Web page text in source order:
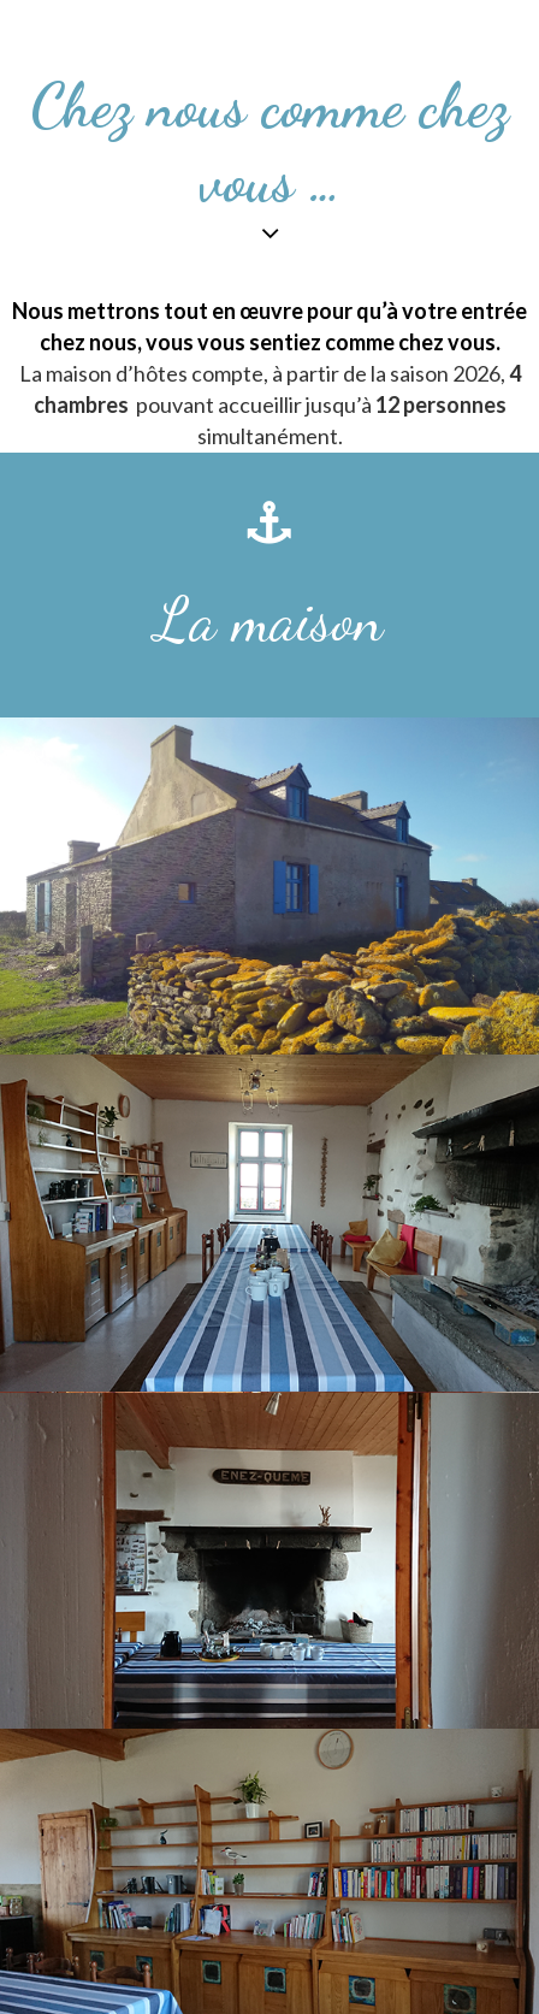
Chez nous comme chez
vous …
Nous mettrons tout en œuvre pour qu’à votre entrée
chez nous, vous vous sentiez comme chez vous.
La maison d’hôtes compte, à partir de la saison 2026,4
chambres pouvant accueillir jusqu’à 12 personnes
simultanément.
La maison